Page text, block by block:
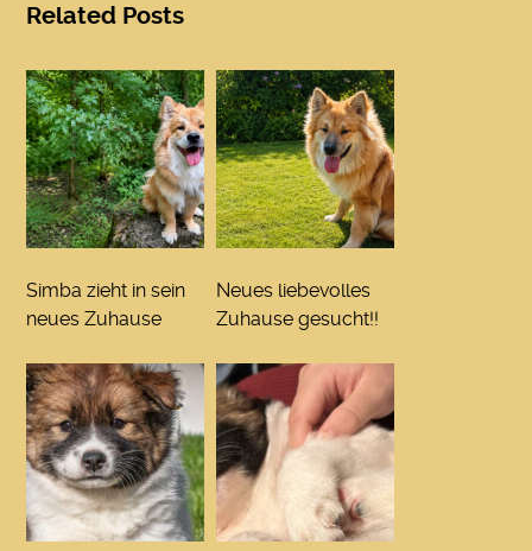
Related Posts
Simba zieht in sein
neues Zuhause
Neues liebevolles
Zuhause gesucht!!